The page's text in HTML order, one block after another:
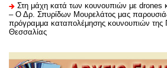
Στη μάχη κατά των κουνουπιών με drones
– Ο Δρ. Σπυρίδων Μουρελάτος μας
πρόγραμμα καταπολέμησης κουνουπιών της
Θεσσαλίας